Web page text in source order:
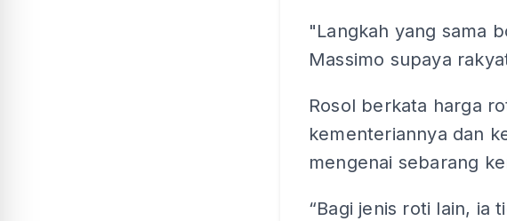
"Langkah yang sama
Massimo supaya
Rosol berkata harga
kementeriannya dan
mengenai sebarang
“Bagi jenis roti lain, ia